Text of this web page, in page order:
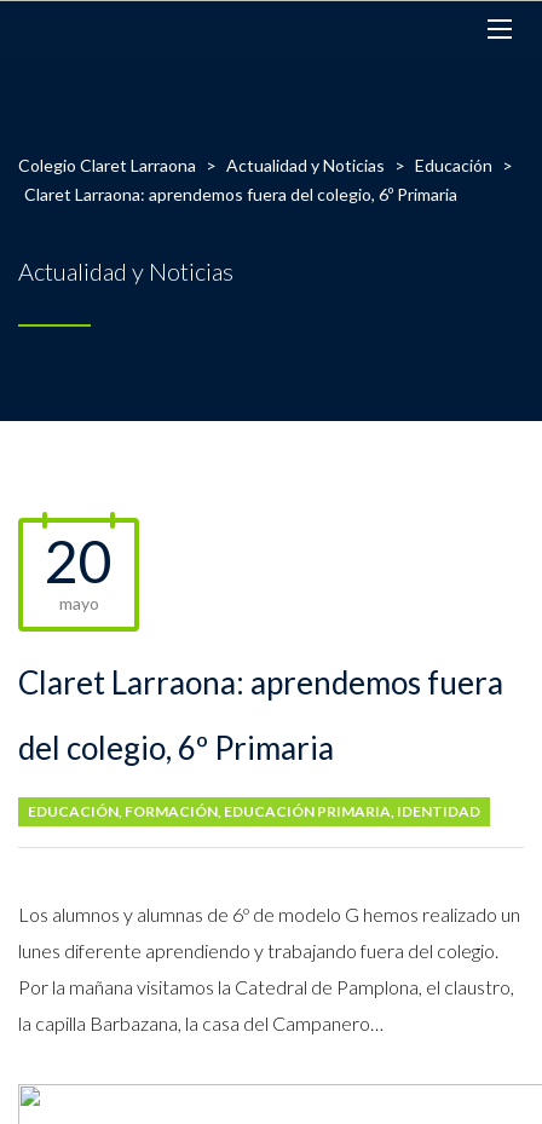
Colegio Claret Larraona > Actualidad y Noticias > Educación
>
Claret Larraona: aprendemos fuera del colegio, 6º Primaria
Actualidad y Noticias
20
mayo
Claret Larraona: aprendemos fuera
del colegio, 6º Primaria
EDUCACIÓN, FORMACIÓN, EDUCACIÓN PRIMARIA, IDENTIDAD
Los alumnos y alumnas de 6º de modelo G hemos realizado un
lunes diferente aprendiendo y trabajando fuera del colegio.
Por la mañana visitamos la Catedral de Pamplona, el claustro,
la capilla Barbazana, la casa del Campanero…